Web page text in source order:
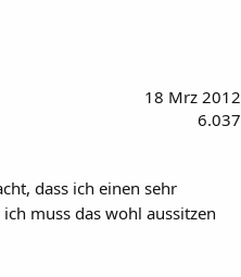
18 Mrz 2012
6.037
dass ich einen sehr
ich muss das wohl aussitzen